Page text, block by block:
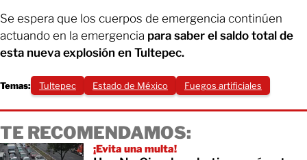
Se espera que los cuerpos de emergencia continúen
actuando en la emergencia para saber el saldo total de
esta nueva explosión en Tultepec.
Temas: Tultepec Estado de México Fuegos artificiales
TE RECOMENDAMOS:
¡Evita una multa!